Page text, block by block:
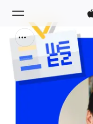
Rechercher
Accueil
Nouveautés
Classements